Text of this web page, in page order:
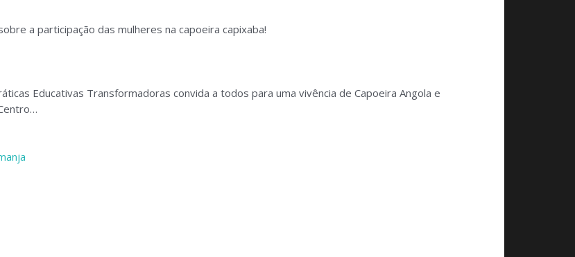
a participação das mulheres na capoeira capixaba!
Educativas Transformadoras convida a todos para uma vivência de Capoeira Angola e